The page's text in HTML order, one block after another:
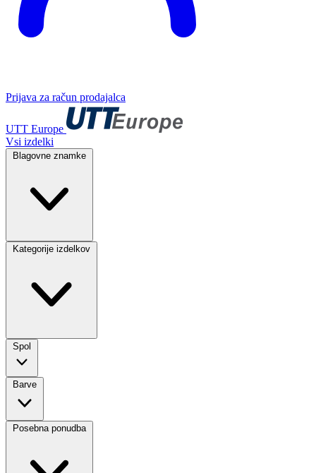
Prijava za račun prodajalca
UTT Europe
Vsi izdelki
Blagovne znamke
Kategorije izdelkov
Spol
Barve
Posebna ponudba